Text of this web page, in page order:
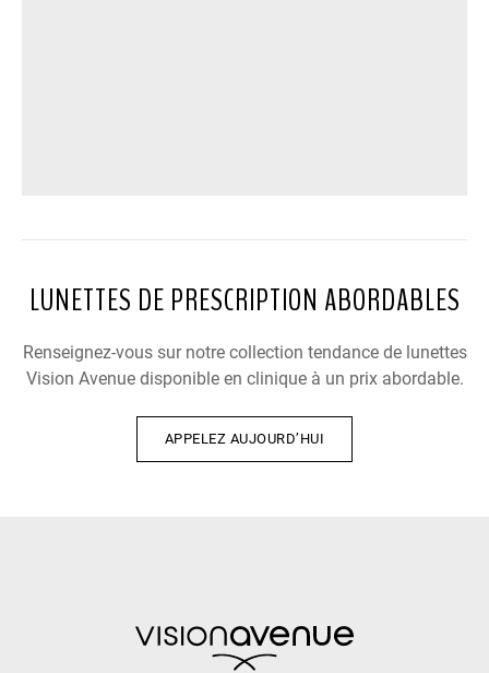
LUNETTES DE PRESCRIPTION ABORDABLES
Renseignez-vous sur notre collection tendance de lunettes
Vision Avenue disponible en clinique à un prix abordable.
APPELEZ AUJOURD’HUI